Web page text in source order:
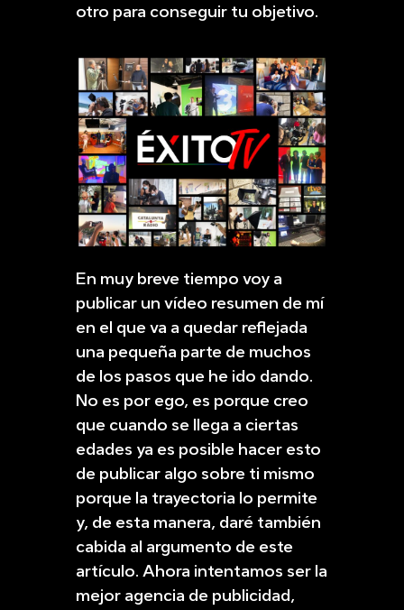
otro para conseguir tu objetivo.
En muy breve tiempo voy a
publicar un vídeo resumen de mí
en el que va a quedar reflejada
una pequeña parte de muchos
de los pasos que he ido dando.
No es por ego, es porque creo
que cuando se llega a ciertas
edades ya es posible hacer esto
de publicar algo sobre ti mismo
porque la trayectoria lo permite
y, de esta manera, daré también
cabida al argumento de este
artículo. Ahora intentamos ser la
mejor agencia de publicidad,